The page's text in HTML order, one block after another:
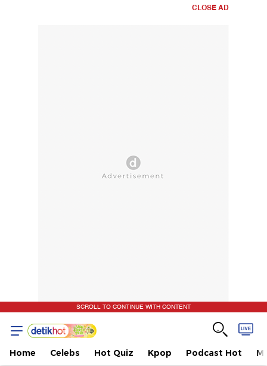
CLOSE AD
SCROLL TO CONTINUE WITH CONTENT
Home Celebs Hot Quiz Kpop Podcast Hot